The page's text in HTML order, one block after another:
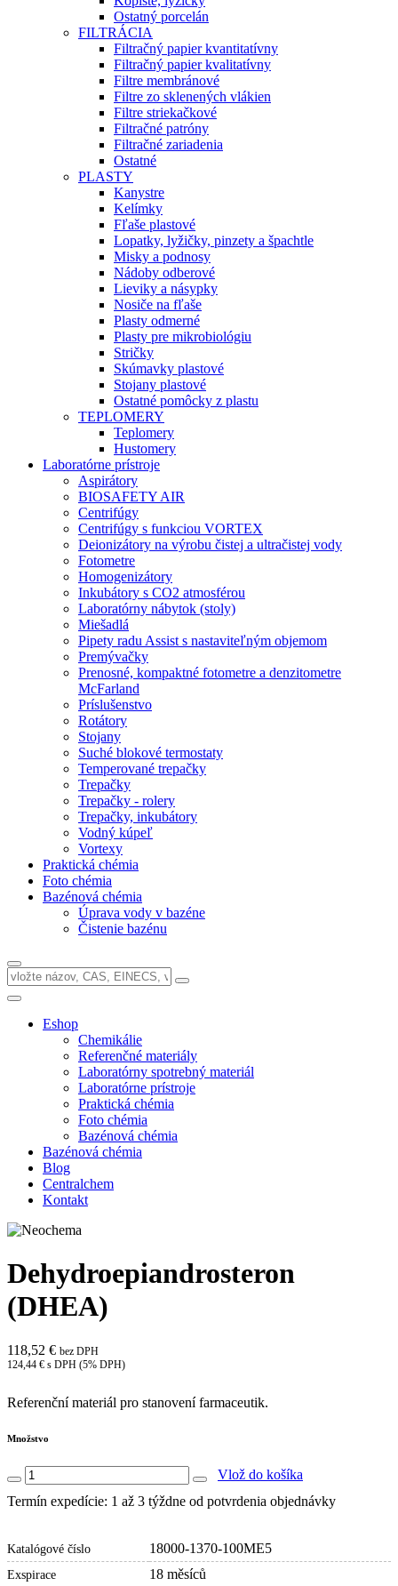
Ostatný porcelán
FILTRÁCIA
Filtračný papier kvantitatívny
Filtračný papier kvalitatívny
Filtre membránové
Filtre zo sklenených vlákien
Filtre striekačkové
Filtračné patróny
Filtračné zariadenia
Ostatné
PLASTY
Kanystre
Kelímky
Fľaše plastové
Lopatky, lyžičky, pinzety a špachtle
Misky a podnosy
Nádoby odberové
Lieviky a násypky
Nosiče na fľaše
Plasty odmerné
Plasty pre mikrobiológiu
Stričky
Skúmavky plastové
Stojany plastové
Ostatné pomôcky z plastu
TEPLOMERY
Teplomery
Hustomery
Laboratórne prístroje
Aspirátory
BIOSAFETY AIR
Centrifúgy
Centrifúgy s funkciou VORTEX
Deionizátory na výrobu čistej a ultračistej vody
Fotometre
Homogenizátory
Inkubátory s CO2 atmosférou
Laboratórny nábytok (stoly)
Miešadlá
Pipety radu Assist s nastaviteľným objemom
Premývačky
Prenosné, kompaktné fotometre a denzitometre
McFarland
Príslušenstvo
Rotátory
Stojany
Suché blokové termostaty
Temperované trepačky
Trepačky
Trepačky - rolery
Trepačky, inkubátory
Vodný kúpeľ
Vortexy
Praktická chémia
Foto chémia
Bazénová chémia
Úprava vody v bazéne
Čistenie bazénu
Eshop
Chemikálie
Referenčné materiály
Laboratórny spotrebný materiál
Laboratórne prístroje
Praktická chémia
Foto chémia
Bazénová chémia
Bazénová chémia
Blog
Centralchem
Kontakt
Dehydroepiandrosteron
(DHEA)
118,52 € bez DPH
124,44 € s DPH (5% DPH)
Referenční materiál pro stanovení farmaceutik.
Množstvo
Vlož do košíka
Termín expedície: 1 až 3 týždne od potvrdenia objednávky
Katalógové číslo 18000-1370-100ME5
Exspirace 18 měsíců